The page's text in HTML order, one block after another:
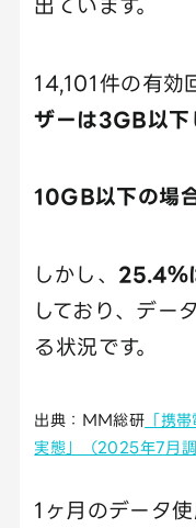
出ています。
14,101件の有効
ザーは3GB以下
10GB以下の場
しかし、 25.4％
しており、デー
る状況です。
出典：ＭＭ総研 「携
実態」（2025年7月調
1ヶ月のデータ